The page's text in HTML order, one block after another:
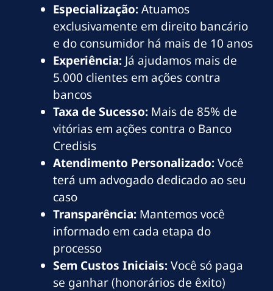
Especialização:Atuamos
exclusivamente em direito bancário
e do consumidor há mais de 10 anos
Experiência: Já ajudamos mais de
5.000 clientes em ações contra
bancos
Taxa de Sucesso: Mais de 85% de
vitórias em ações contra o Banco
Credisis
Atendimento Personalizado:Você
terá um advogado dedicado ao seu
caso
Transparência: Mantemos você
informado em cada etapa do
processo
Sem Custos Iniciais:Você só paga
se ganhar (honorários de êxito)